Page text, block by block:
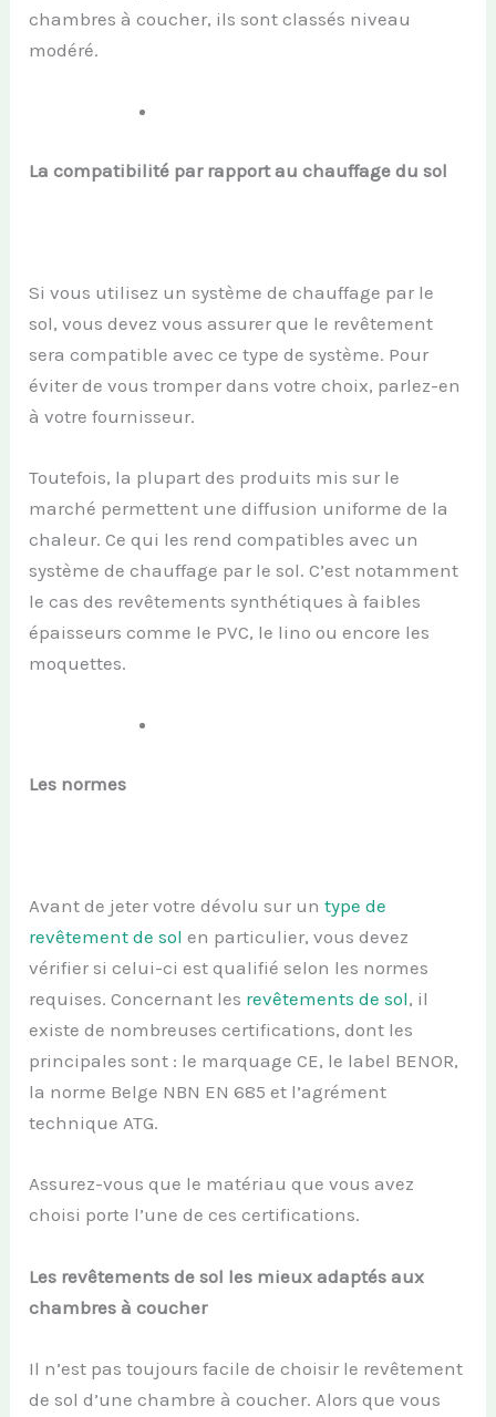
chambres à coucher, ils sont classés niveau
modéré.
La compatibilité par rapport au chauffage du sol
Si vous utilisez un système de chauffage par le
sol, vous devez vous assurer que le revêtement
sera compatible avec ce type de système. Pour
éviter de vous tromper dans votre choix, parlez-en
à votre fournisseur.
Toutefois, la plupart des produits mis sur le
marché permettent une diffusion uniforme de la
chaleur. Ce qui les rend compatibles avec un
système de chauffage par le sol. C’est notamment
le cas des revêtements synthétiques à faibles
épaisseurs comme le PVC, le lino ou encore les
moquettes.
Les normes
Avant de jeter votre dévolu sur untype de
revêtement de sol en particulier, vous devez
vérifier si celui-ci est qualifié selon les normes
requises. Concernant les revêtements de sol, il
existe de nombreuses certifications, dont les
principales sont : le marquage CE, le label BENOR,
la norme Belge NBN EN 685 et l’agrément
technique ATG.
Assurez-vous que le matériau que vous avez
choisi porte l’une de ces certifications.
Les revêtements de sol les mieux adaptés aux
chambres à coucher
Il n’est pas toujours facile de choisir le revêtement
de sol d’une chambre à coucher. Alors que vous